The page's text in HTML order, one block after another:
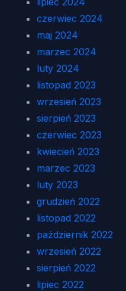
czerwiec 2024
maj 2024
marzec 2024
luty 2024
listopad 2023
wrzesień 2023
sierpień 2023
czerwiec 2023
kwiecień 2023
marzec 2023
luty 2023
grudzień 2022
listopad 2022
październik 2022
wrzesień 2022
sierpień 2022
lipiec 2022